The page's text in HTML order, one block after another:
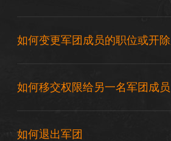
如何变更军团成员的职位或开
如何移交权限给另一名军团成员
如何退出军团